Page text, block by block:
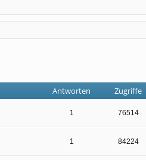
Antworten Zugriffe
1 76514
1 84224